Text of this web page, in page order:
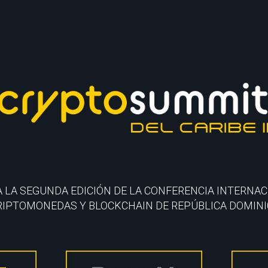
LA SEGUNDA EDICIÓN DE LA CONFERENCIA
Y BLOCKCHAIN DE REPÚBLICA